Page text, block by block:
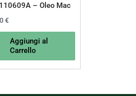
– Oleo Mac
€
Aggiungi al
Carrello